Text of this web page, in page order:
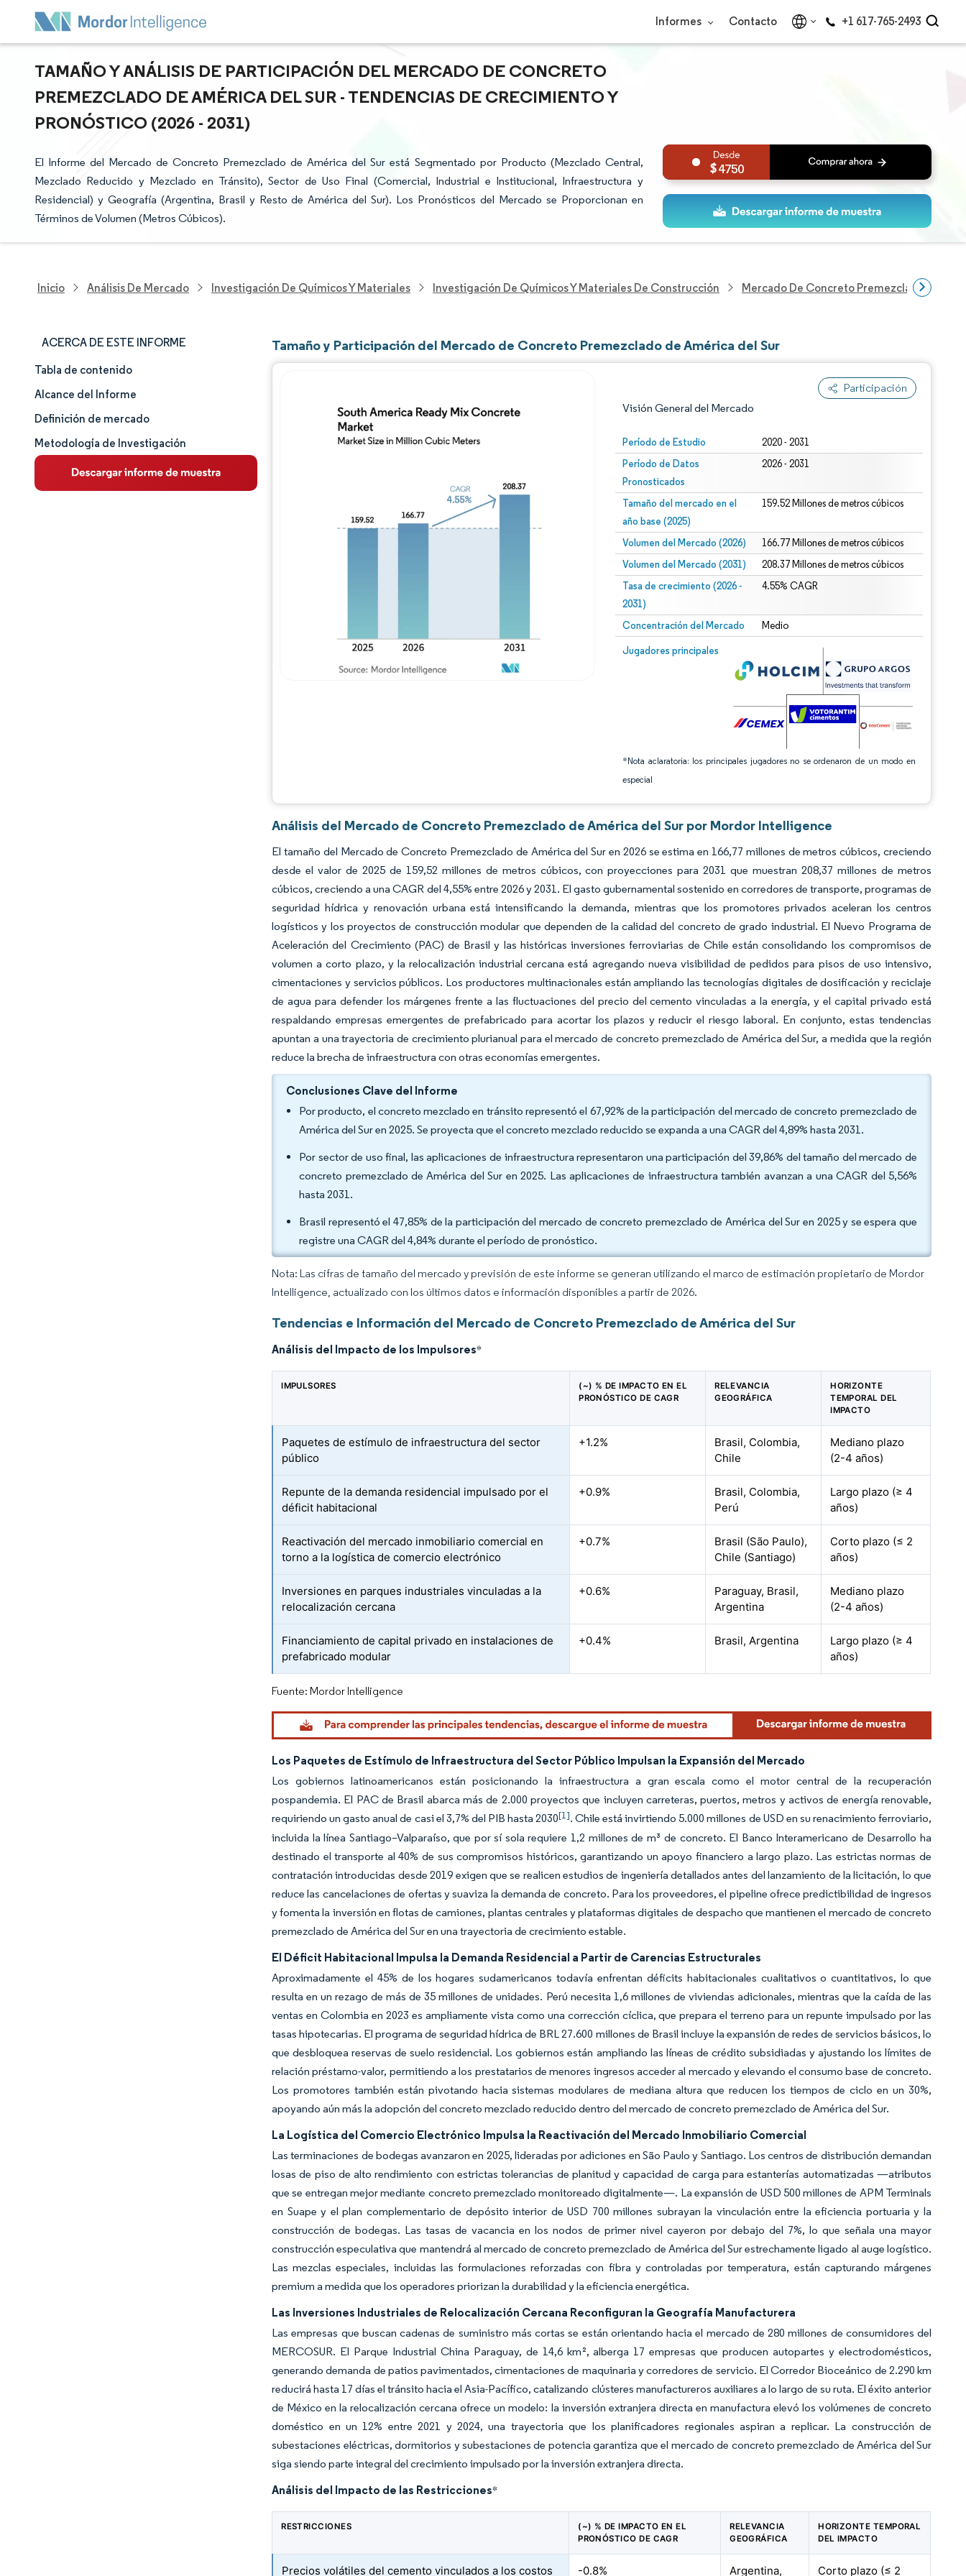
Informes Contacto +1 617-765-2493
TAMAÑO Y ANÁLISIS DE PARTICIPACIÓN DEL MERCADO DE CONCRETO
PREMEZCLADO DE AMÉRICA DEL SUR - TENDENCIAS DE CRECIMIENTO Y
PRONÓSTICO (2026 - 2031)
El Informe del Mercado de Concreto Premezclado de América del Sur está Segmentado por Producto (Mezclado Central,
Mezclado Reducido y Mezclado en Tránsito), Sector de Uso Final (Comercial, Industrial e Institucional, Infraestructura y
Residencial) y Geografía (Argentina, Brasil y Resto de América del Sur). Los Pronósticos del Mercado se Proporcionan en
Términos de Volumen (Metros Cúbicos).
4750
Inicio Análisis De Mercado Investigación De Químicos Y Materiales Investigación De Químicos Y Materiales De Construcción Mercado De Concreto Premezclado De
ACERCA DE ESTE INFORME
Tamaño y cuota de mercado
Análisis de mercado
Tendencias e ideas
Análisis de segmentos
Tabla de contenido
Alcance del Informe
Definición de mercado
Metodología de Investigación
Tamaño y Participación del Mercado de Concreto Premezclado de América del Sur
Participación
Visión General del Mercado
Período de Estudio 2020 - 2031
Período de Datos
Pronosticados
2026 - 2031
Tamaño del mercado en el
año base (2025)
159.52 Millones de metros cúbicos
Volumen del Mercado (2026) 166.77 Millones de metros cúbicos
Volumen del Mercado (2031) 208.37 Millones de metros cúbicos
Tasa de crecimiento (2026 -
2031)
4.55% CAGR
Concentración del Mercado Medio
Jugadores principales
*Nota aclaratoria: los principales jugadores no se ordenaron de un modo en
especial
Imagen © Mordor Intelligence. El uso requiere atribución según CC BY 4.0.
Imagen © Mordor Intelligence. El uso requiere atribución según CC BY 4.0.
Análisis del Mercado de Concreto Premezclado de América del Sur por Mordor Intelligence
El tamaño del Mercado de Concreto Premezclado de América del Sur en 2026 se estima en 166,77 millones de metros cúbicos, creciendo
desde el valor de 2025 de 159,52 millones de metros cúbicos, con proyecciones para 2031 que muestran 208,37 millones de metros
cúbicos, creciendo a una CAGR del 4,55% entre 2026 y 2031. El gasto gubernamental sostenido en corredores de transporte, programas de
seguridad hídrica y renovación urbana está intensificando la demanda, mientras que los promotores privados aceleran los centros
logísticos y los proyectos de construcción modular que dependen de la calidad del concreto de grado industrial. El Nuevo Programa de
Aceleración del Crecimiento (PAC) de Brasil y las históricas inversiones ferroviarias de Chile están consolidando los compromisos de
volumen a corto plazo, y la relocalización industrial cercana está agregando nueva visibilidad de pedidos para pisos de uso intensivo,
cimentaciones y servicios públicos. Los productores multinacionales están ampliando las tecnologías digitales de dosificación y reciclaje
de agua para defender los márgenes frente a las fluctuaciones del precio del cemento vinculadas a la energía, y el capital privado está
respaldando empresas emergentes de prefabricado para acortar los plazos y reducir el riesgo laboral. En conjunto, estas tendencias
apuntan a una trayectoria de crecimiento plurianual para el mercado de concreto premezclado de América del Sur, a medida que la región
reduce la brecha de infraestructura con otras economías emergentes.
Conclusiones Clave del Informe
Por producto, el concreto mezclado en tránsito representó el 67,92% de la participación del mercado de concreto premezclado de
América del Sur en 2025. Se proyecta que el concreto mezclado reducido se expanda a una CAGR del 4,89% hasta 2031.
Por sector de uso final, las aplicaciones de infraestructura representaron una participación del 39,86% del tamaño del mercado de
concreto premezclado de América del Sur en 2025. Las aplicaciones de infraestructura también avanzan a una CAGR del 5,56%
hasta 2031.
Brasil representó el 47,85% de la participación del mercado de concreto premezclado de América del Sur en 2025 y se espera que
registre una CAGR del 4,84% durante el período de pronóstico.
Nota: Las cifras de tamaño del mercado y previsión de este informe se generan utilizando el marco de estimación propietario de Mordor
Intelligence, actualizado con los últimos datos e información disponibles a partir de 2026.
Tendencias e Información del Mercado de Concreto Premezclado de América del Sur
Análisis del Impacto de los Impulsores*
IMPULSORES
(~) % DE IMPACTO EN EL
PRONÓSTICO DE CAGR
RELEVANCIA
GEOGRÁFICA
HORIZONTE
TEMPORAL DEL
IMPACTO
Paquetes de estímulo de infraestructura del sector
público
+1.2%
Brasil, Colombia,
Chile
Mediano plazo
(2-4 años)
Repunte de la demanda residencial impulsado por el
déficit habitacional
+0.9%
Brasil, Colombia,
Perú
Largo plazo (≥ 4
años)
Reactivación del mercado inmobiliario comercial en
torno a la logística de comercio electrónico
+0.7%
Brasil (São Paulo),
Chile (Santiago)
Corto plazo (≤ 2
años)
Inversiones en parques industriales vinculadas a la
relocalización cercana
+0.6%
Paraguay, Brasil,
Argentina
Mediano plazo
(2-4 años)
Financiamiento de capital privado en instalaciones de
prefabricado modular
+0.4% Brasil, Argentina
Largo plazo (≥ 4
años)
Fuente: Mordor Intelligence
Los Paquetes de Estímulo de Infraestructura del Sector Público Impulsan la Expansión del Mercado
Los gobiernos latinoamericanos están posicionando la infraestructura a gran escala como el motor central de la recuperación
pospandemia. El PAC de Brasil abarca más de 2.000 proyectos que incluyen carreteras, puertos, metros y activos de energía renovable,
requiriendo un gasto anual de casi el 3,7% del PIB hasta 2030[1]. Chile está invirtiendo 5.000 millones de USD en su renacimiento ferroviario,
incluida la línea Santiago–Valparaíso, que por sí sola requiere 1,2 millones de m³ de concreto. El Banco Interamericano de Desarrollo ha
destinado el transporte al 40% de sus compromisos históricos, garantizando un apoyo financiero a largo plazo. Las estrictas normas de
contratación introducidas desde 2019 exigen que se realicen estudios de ingeniería detallados antes del lanzamiento de la licitación, lo que
reduce las cancelaciones de ofertas y suaviza la demanda de concreto. Para los proveedores, el pipeline ofrece predictibilidad de ingresos
y fomenta la inversión en flotas de camiones, plantas centrales y plataformas digitales de despacho que mantienen el mercado de concreto
premezclado de América del Sur en una trayectoria de crecimiento estable.
El Déficit Habitacional Impulsa la Demanda Residencial a Partir de Carencias Estructurales
Aproximadamente el 45% de los hogares sudamericanos todavía enfrentan déficits habitacionales cualitativos o cuantitativos, lo que
resulta en un rezago de más de 35 millones de unidades. Perú necesita 1,6 millones de viviendas adicionales, mientras que la caída de las
ventas en Colombia en 2023 es ampliamente vista como una corrección cíclica, que prepara el terreno para un repunte impulsado por las
tasas hipotecarias. El programa de seguridad hídrica de BRL 27.600 millones de Brasil incluye la expansión de redes de servicios básicos, lo
que desbloquea reservas de suelo residencial. Los gobiernos están ampliando las líneas de crédito subsidiadas y ajustando los límites de
relación préstamo-valor, permitiendo a los prestatarios de menores ingresos acceder al mercado y elevando el consumo base de concreto.
Los promotores también están pivotando hacia sistemas modulares de mediana altura que reducen los tiempos de ciclo en un 30%,
apoyando aún más la adopción del concreto mezclado reducido dentro del mercado de concreto premezclado de América del Sur.
La Logística del Comercio Electrónico Impulsa la Reactivación del Mercado Inmobiliario Comercial
Las terminaciones de bodegas avanzaron en 2025, lideradas por adiciones en São Paulo y Santiago. Los centros de distribución demandan
losas de piso de alto rendimiento con estrictas tolerancias de planitud y capacidad de carga para estanterías automatizadas —atributos
que se entregan mejor mediante concreto premezclado monitoreado digitalmente—. La expansión de USD 500 millones de APM Terminals
en Suape y el plan complementario de depósito interior de USD 700 millones subrayan la vinculación entre la eficiencia portuaria y la
construcción de bodegas. Las tasas de vacancia en los nodos de primer nivel cayeron por debajo del 7%, lo que señala una mayor
construcción especulativa que mantendrá al mercado de concreto premezclado de América del Sur estrechamente ligado al auge logístico.
Las mezclas especiales, incluidas las formulaciones reforzadas con fibra y controladas por temperatura, están capturando márgenes
premium a medida que los operadores priorizan la durabilidad y la eficiencia energética.
Las Inversiones Industriales de Relocalización Cercana Reconfiguran la Geografía Manufacturera
Las empresas que buscan cadenas de suministro más cortas se están orientando hacia el mercado de 280 millones de consumidores del
MERCOSUR. El Parque Industrial China Paraguay, de 14,6 km², alberga 17 empresas que producen autopartes y electrodomésticos,
generando demanda de patios pavimentados, cimentaciones de maquinaria y corredores de servicio. El Corredor Bioceánico de 2.290 km
reducirá hasta 17 días el tránsito hacia el Asia-Pacífico, catalizando clústeres manufactureros auxiliares a lo largo de su ruta. El éxito anterior
de México en la relocalización cercana ofrece un modelo: la inversión extranjera directa en manufactura elevó los volúmenes de concreto
doméstico en un 12% entre 2021 y 2024, una trayectoria que los planificadores regionales aspiran a replicar. La construcción de
subestaciones eléctricas, dormitorios y subestaciones de potencia garantiza que el mercado de concreto premezclado de América del Sur
siga siendo parte integral del crecimiento impulsado por la inversión extranjera directa.
Análisis del Impacto de las Restricciones*
RESTRICCIONES
(~) % DE IMPACTO EN EL
PRONÓSTICO DE CAGR
RELEVANCIA
GEOGRÁFICA
HORIZONTE TEMPORAL
DEL IMPACTO
Precios volátiles del cemento vinculados a los costos -0.8% Argentina, Corto plazo (≤ 2